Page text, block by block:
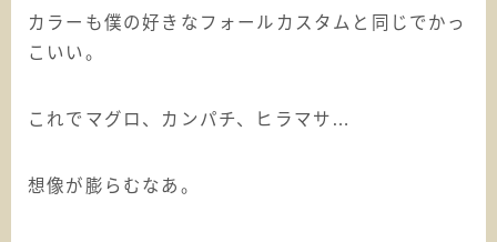
カラーも僕の好きなフォールカスタムと同じでかっ
こいい。
これでマグロ、カンパチ、ヒラマサ…
想像が膨らむなあ。